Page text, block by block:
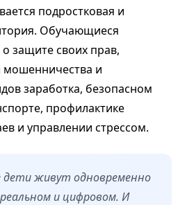
подростковая и
Обучающиеся
защите своих прав,
и
заработка, безопасном
профилактике
и управлении стрессом.
дети живут одновременно
и цифровом. И